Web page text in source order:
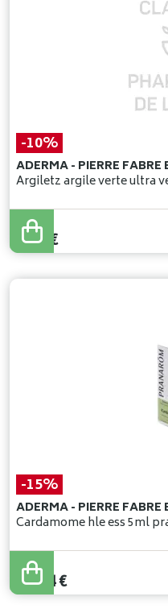
-10%
ADERMA - PIERRE FABRE
7,50€
6,75 €
-15%
ADERMA - PIERRE FABRE
Cardamome
19,70
16,74€